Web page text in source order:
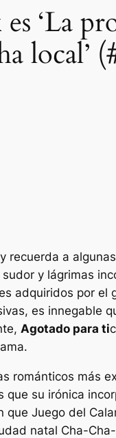
‘La
local’
a
y lágrimas
adquiridos por
es innegable
Agotado para ti
románticos más
su irónica
que Juego del
natal Cha-